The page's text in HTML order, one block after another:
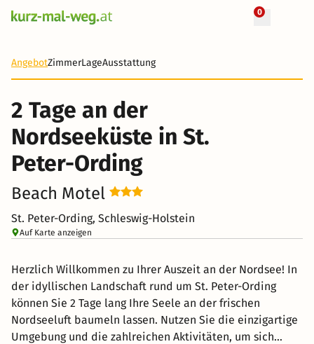
0+ 119 Fotos
AngebotZimmerLageAusstattung
2 Tage an der
Nordseeküste in St.
Peter-Ording
Beach Motel
St. Peter-Ording, Schleswig-Holstein
Auf Karte anzeigen
Herzlich Willkommen zu Ihrer Auszeit an der Nordsee! In
der idyllischen Landschaft rund um St. Peter-Ording
können Sie 2 Tage lang Ihre Seele an der frischen
Nordseeluft baumeln lassen. Nutzen Sie die einzigartige
Umgebung und die zahlreichen Aktivitäten, um sich